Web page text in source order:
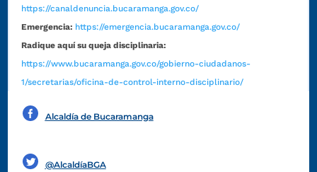
https://canaldenuncia.bucaramanga.gov.co/
Emergencia: https://emergencia.bucaramanga.gov.co/
Radique aquí su queja disciplinaria:
https://www.bucaramanga.gov.co/gobierno-ciudadanos-
1/secretarias/oficina-de-control-interno-disciplinario/
Alcaldía de Bucaramanga
@AlcaldíaBGA